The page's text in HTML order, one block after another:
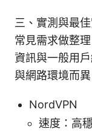
三、實測與最
常見需求做整
資訊與一般用
與網路環境而異
NordVPN
速度：高